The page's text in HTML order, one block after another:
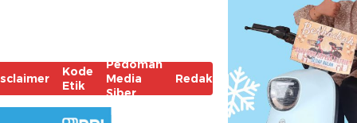
Kode
Etik
Pedoman
Media
Siber
Redaksi